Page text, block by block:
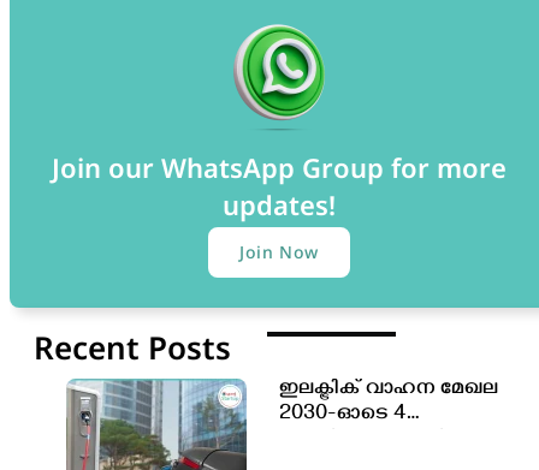
Join our WhatsApp Group for more
updates!
Join Now
Recent Posts
ഇലക്ട്രിക് വാഹന മേഖല
2030-ഓടെ 4